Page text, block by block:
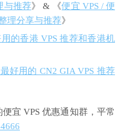
与推荐》 & 《便宜 VPS / 便
理分享与推荐》
的香港 VPS 推荐和香港机
好用的 CN2 GIA VPS 推荐
宜 VPS 优惠通知群，平常